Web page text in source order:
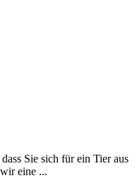
Sie sich für ein Tier aus
eine ...